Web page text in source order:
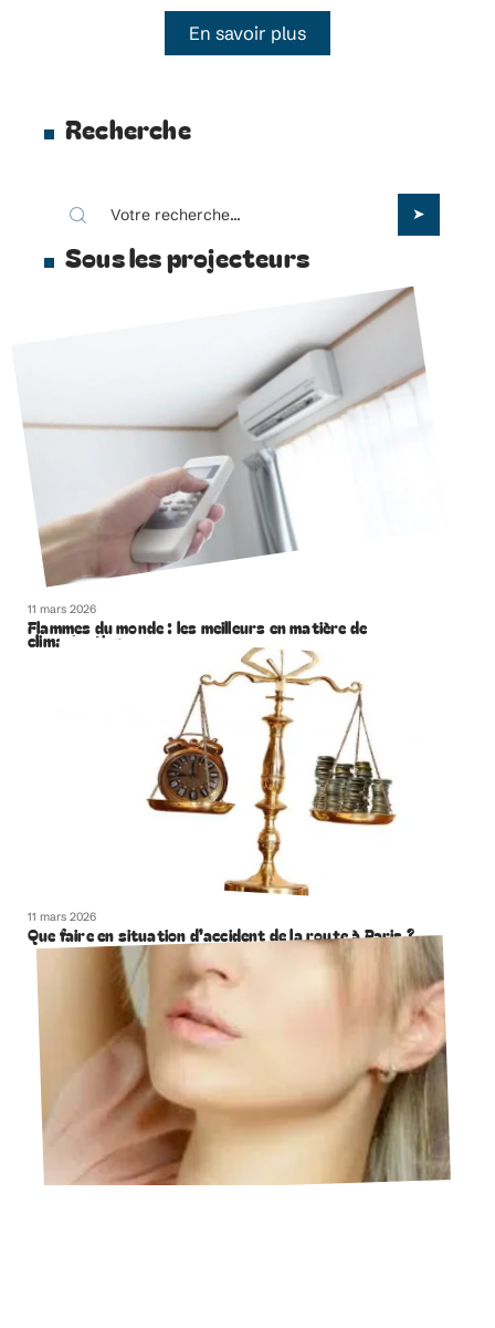
En savoir plus
Recherche
Sous les projecteurs
11 mars 2026
Flammes du monde : les meilleurs en matière de
climatisation
11 mars 2026
Que faire en situation d’accident de la route à Paris ?